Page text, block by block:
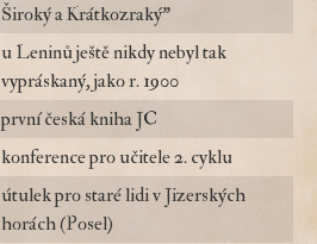
Široký a Krátkozraký"
u Leninů ještě nikdy nebyl tak
vypráskaný, jako r. 1900
první česká kniha JC
konference pro učitele 2. cyklu
útulek pro staré lidi v Jizerských
horách (Posel)